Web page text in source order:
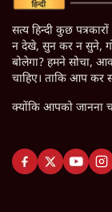
सत्य हिन्दी कुछ
न देखे, सुन कर न सुने,
बोलेगा? हमने सोचा,
चाहिए। ताकि आप कर
क्योंकि आपको जानना